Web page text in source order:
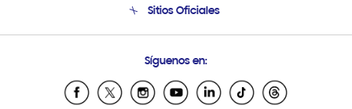
Condiciones de Compra
Soporte vía eMail
Sitios Oficiales
Samsung Ecuador
Samsung El Salvador
Síguenos en: